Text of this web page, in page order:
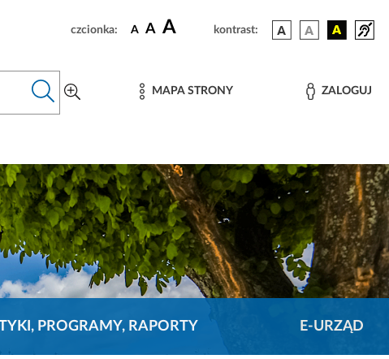
czcionka: A A A kontrast:
MAPA STRONY ZALOGUJ
PROGRAMY, RAPORTY E-URZĄD